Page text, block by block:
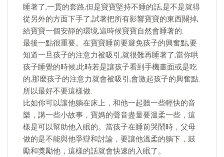
睡著了,一貫的套路,但是寶寶堅持不睡的話,是不是就得
從另外的方面下手了,試著把所有影響寶寶的東西關掉,
給寶寶一個安靜的環境,這時候寶寶自然會睡著的.
最後一點很重要。在寶寶睡前要避免孩子的興奮點,要
知道一旦孩子的注意力被吸引,就很難再睡著了,當你哄
孩子睡覺的時候,此時若是讓孩子看到手機畫面或是吃
的,那麼孩子的注意力就會被吸引,會激起孩子的興奮點.
所以最好不要這樣做.
比如你可以讓他躺在床上，和他一起聽一些輕快的音
樂，講一些小故事，寶媽的聲音盡量要溫柔一些，這
樣是可以幫助他入眠的。當孩子在睡前哭鬧時，父母
做的是不能與他爭辯和討論，要讓他溫柔的躺下，鼓
勵和獎勵他，這樣的話就會快速的入眠了。